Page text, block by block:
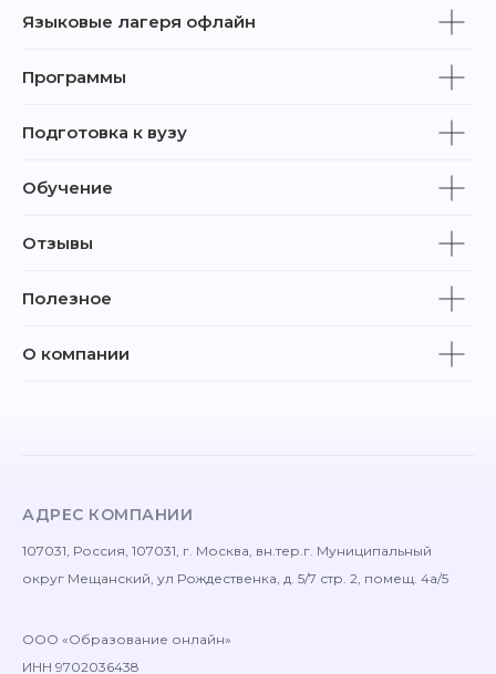
Языковые лагеря офлайн
Программы
Подготовка к вузу
Обучение
Отзывы
Полезное
О компании
АДРЕС КОМПАНИИ
107031, Россия, 107031, г. Москва, вн.тер.г. Муниципальный
округ Мещанский, ул Рождественка, д. 5/7 стр. 2, помещ. 4а/5
ООО «Образование онлайн»
ИНН 9702036438